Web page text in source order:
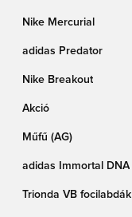
Nike Mercurial
adidas Predator
Nike Breakout
Akció
Műfű (AG)
adidas Immortal DNA
Trionda VB focilabdák